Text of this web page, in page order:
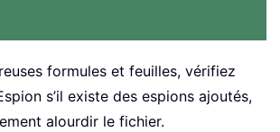
formules et feuilles, vérifiez
s’il existe des espions ajoutés,
alourdir le fichier.